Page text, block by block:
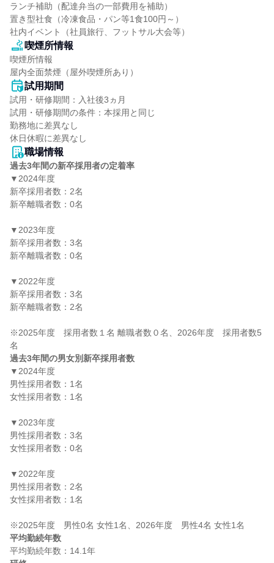
ランチ補助（配達弁当の一部費用を補助）
置き型社食（冷凍食品・パン等1食100円～）
社内イベント（社員旅行、フットサル大会等）
喫煙所情報
喫煙所情報
屋内全面禁煙（屋外喫煙所あり）
試用期間
試用・研修期間：入社後3ヵ月
試用・研修期間の条件：本採用と同じ
勤務地に差異なし
職場情報
過去3年間の新卒採用者の定着率
▼2024年度
新卒採用者数：2名
新卒離職者数：0名
▼2023年度
新卒採用者数：3名
新卒離職者数：0名
▼2022年度
新卒採用者数：3名
新卒離職者数：2名
※2025年度　採用者数１名 離職者数０名、2026年度　採用者数5
過去3年間の男女別新卒採用者数
▼2024年度
男性採用者数：1名
女性採用者数：1名
▼2023年度
男性採用者数：3名
女性採用者数：0名
▼2022年度
男性採用者数：2名
女性採用者数：1名
平均勤続年数